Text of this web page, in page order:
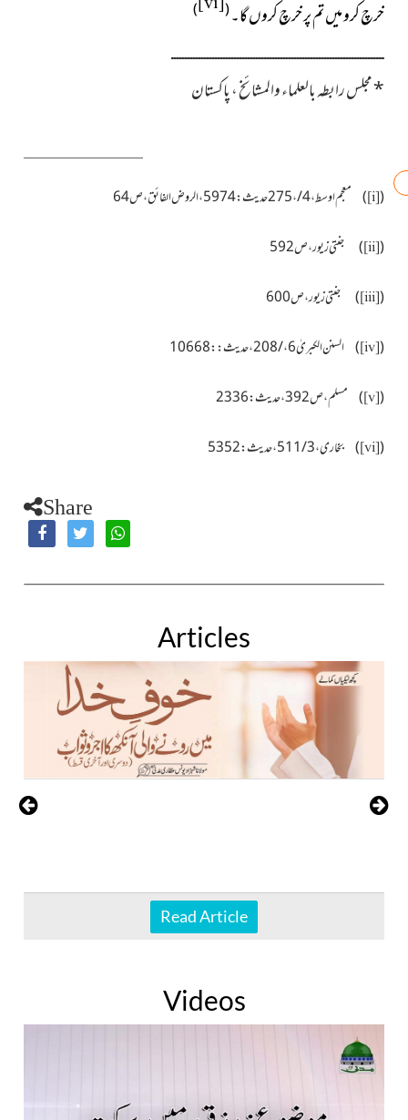
خرچ کرو میں تم پر خرچ کروں گا۔(
)
ــــــــــــــــــــــــــــــــــــــــــــــــــــــــــــــــــــــــــــــ
*مجلس رابطہ بالعلماء والمشائخ ، پاکستان
(
[i]
) معجم اوسط ، 4 / ، 275حدیث : 5974 ، الروض الفائق ، ص64
(
[ii]
) جنتی زیور ، ص592
(
[iii]
) جنتی زیور ، ص600
(
[iv]
)السنن الكبریٰ 6 ، / 208 ، حدیث : : 10668
(
[v]
) مسلم ، ص392 ، حدیث : 2336
(
[vi]
)بخاری ، 3 / 511 ، حدیث : 5352
Share
Articles
Read Article
Videos